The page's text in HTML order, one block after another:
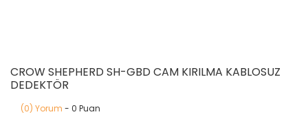
CROW SHEPHERD SH-GBD CAM KIRILMA KABLOSUZ
DEDEKTÖR
(0) Yorum - 0 Puan